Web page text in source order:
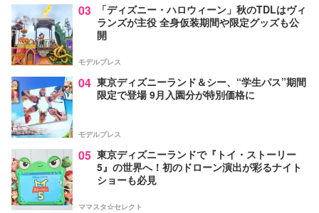
03
「ディズニー・ハロウィーン」秋のTDLはヴィ
ランズが主役 全身仮装期間や限定グッズも公
開
モデルプレス
04 東京ディズニーランド＆シー、“学生パス”期間
限定で登場 9月入園分が特別価格に
モデルプレス
05 東京ディズニーランドで『トイ・ストーリー
5』の世界へ！初のドローン演出が彩るナイト
ショーも必見
ママスタ☆セレクト